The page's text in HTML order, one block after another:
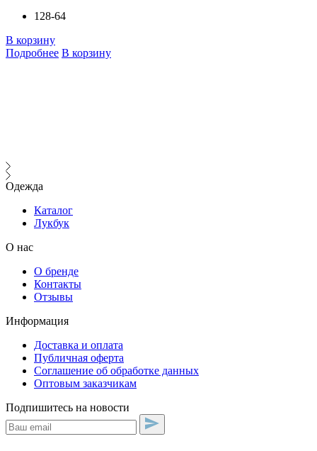
128-64
В корзину
Подробнее В корзину
Одежда
Каталог
Лукбук
О нас
О бренде
Контакты
Отзывы
Информация
Доставка и оплата
Публичная оферта
Соглашение об обработке данных
Оптовым заказчикам
Подпишитесь на новости